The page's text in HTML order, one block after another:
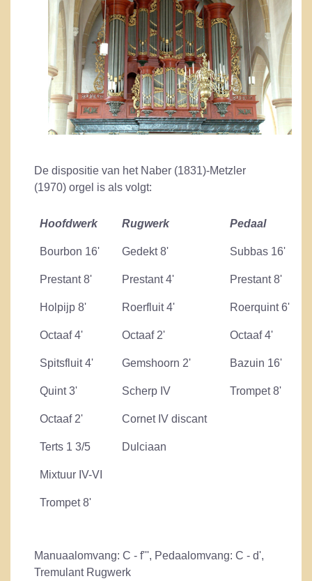
De dispositie van het Naber (1831)-Metzler
(1970) orgel is als volgt:
Hoofdwerk Rugwerk Pedaal
Bourbon 16' Gedekt 8' Subbas 16'
Prestant 8' Prestant 4' Prestant 8'
Holpijp 8' Roerfluit 4' Roerquint 6'
Octaaf 4' Octaaf 2' Octaaf 4'
Spitsfluit 4' Gemshoorn 2' Bazuin 16'
Quint 3' Scherp IV Trompet 8'
Octaaf 2' Cornet IV discant
Terts 1 3/5 Dulciaan
Mixtuur IV-VI
Trompet 8'
Manuaalomvang: C - f''', Pedaalomvang: C - d',
Tremulant Rugwerk